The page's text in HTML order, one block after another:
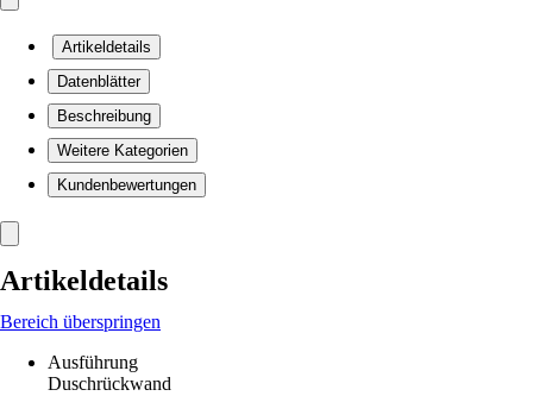
Artikeldetails
Datenblätter
Beschreibung
Weitere Kategorien
Kundenbewertungen
Artikeldetails
Bereich überspringen
Ausführung
Duschrückwand